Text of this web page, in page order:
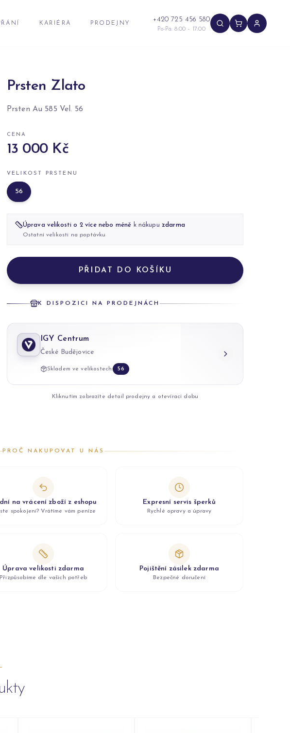
KARIÉRA PRODEJNY +420 725 456 580
Po-Pá: 8:00 - 17:00
Prsten Zlato
Prsten Au 585 Vel. 56
CENA
13 000 Kč
VELIKOST PRSTENU
56
Úprava velikosti o 2 více nebo méně k nákupu zdarma
Ostatní velikosti na poptávku
PŘIDAT DO KOŠÍKU
K DISPOZICI NA PRODEJNÁCH
IGY Centrum
České Budějovice
Skladem ve velikostech: 56
Kliknutím zobrazíte detail prodejny a otevírací dobu
PROČ NAKUPOVAT U NÁS
na vrácení zboží z eshopu
spokojeni? Vrátíme vám peníze
Expresní servis šperků
Rychlé opravy a úpravy
Úprava velikosti zdarma
Přizpůsobíme dle vašich potřeb
Pojištění zásilek zdarma
Bezpečné doručení